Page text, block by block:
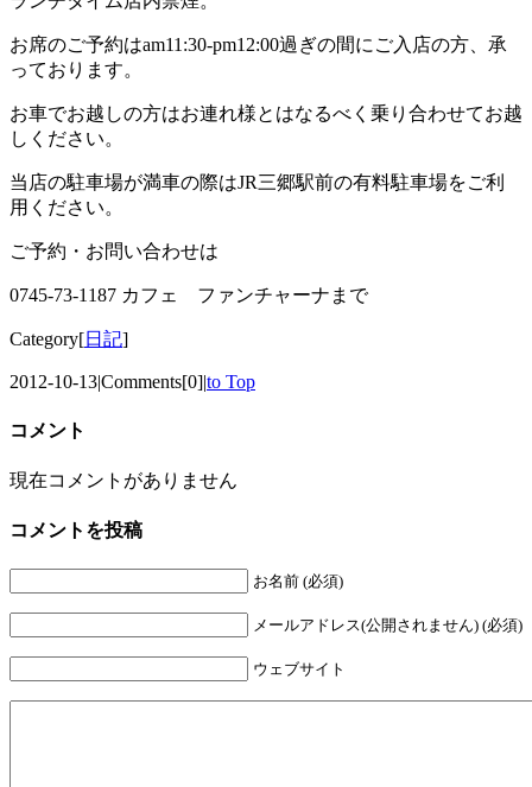
お席のご予約はam11:30-pm12:00過ぎの間にご入店の方、承
っております。
お車でお越しの方はお連れ様とはなるべく乗り合わせてお越
しください。
当店の駐車場が満車の際はJR三郷駅前の有料駐車場をご利
用ください。
ご予約・お問い合わせは
0745-73-1187 カフェ ファンチャーナまで
Category[日記]
2012-10-13|Comments[0]|to Top
コメント
現在コメントがありません
コメントを投稿
お名前 (必須)
メールアドレス(公開されません) (必須)
ウェブサイト